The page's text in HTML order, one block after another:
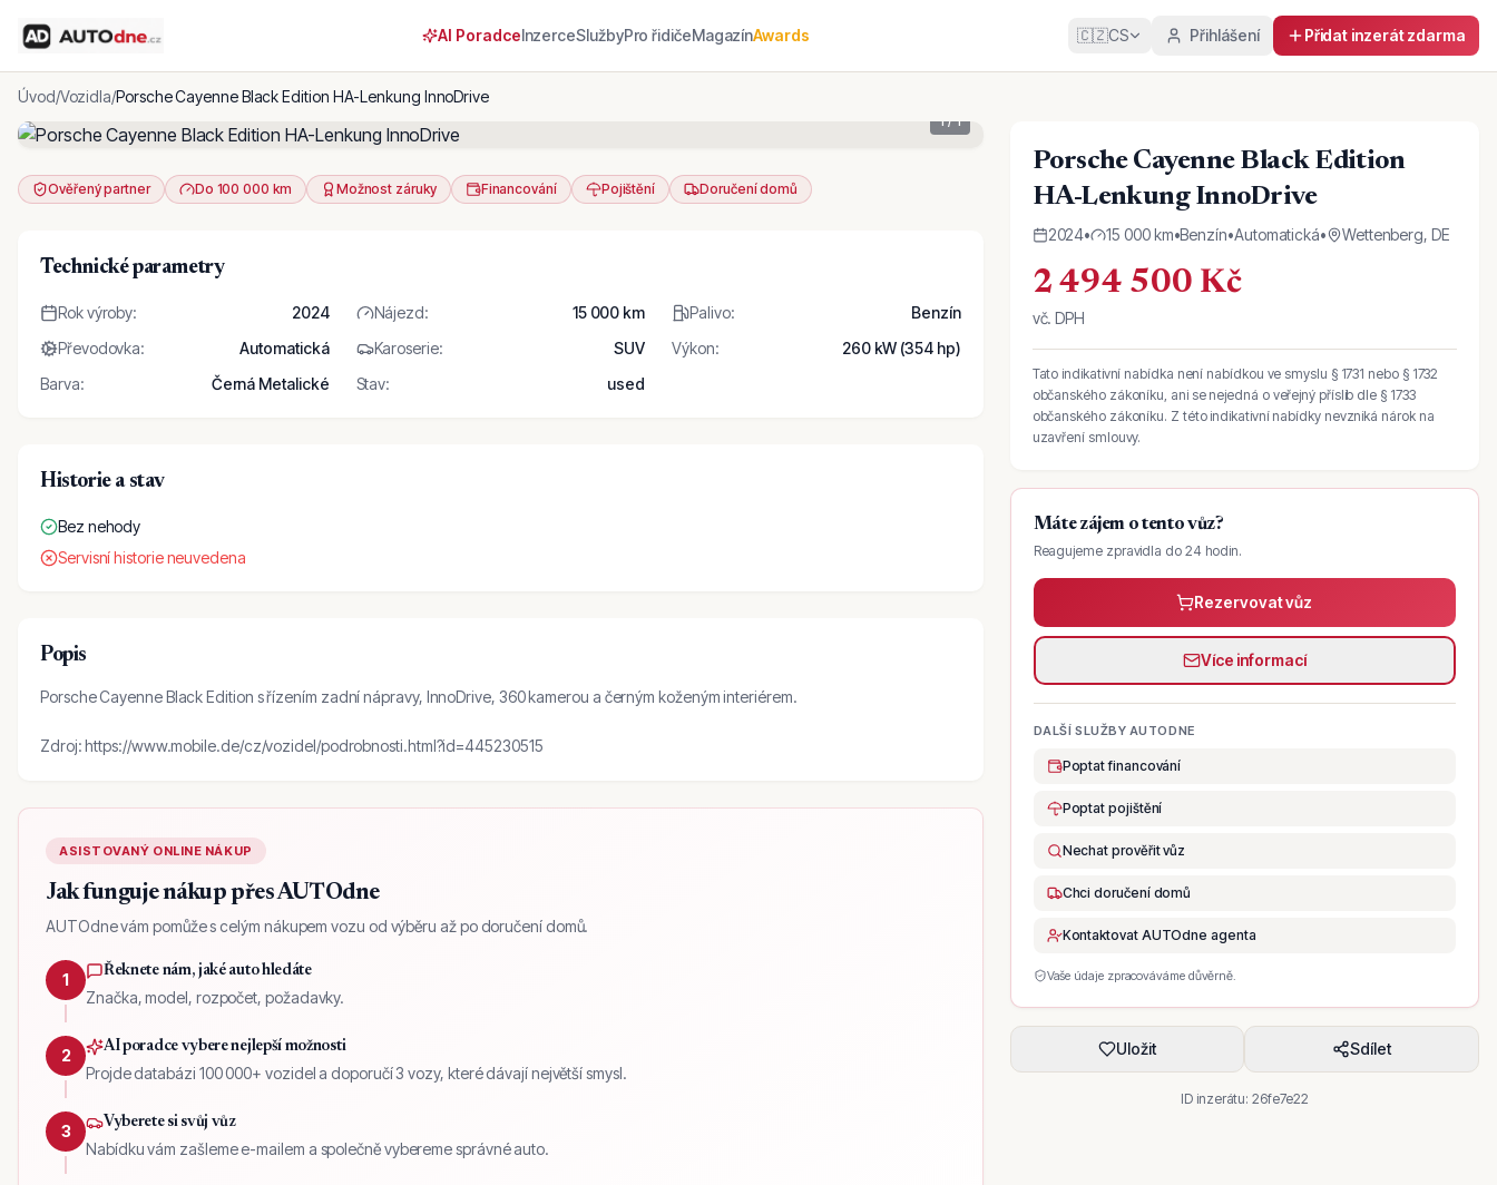
AI PoradceInzerceSlužbyPro řidičeMagazínAwards 🇨🇿CS Přihlášení Přidat inzerát zdarma
Úvod/Vozidla/Porsche Cayenne Black Edition HA-Lenkung InnoDrive
1/1
Ověřený partner Do 100 000 km Možnost záruky Financování Pojištění Doručení domů
Technické parametry
Rok výroby: 2024 Nájezd: 15 000 km Palivo:
Benzín
Převodovka: Automatická Karoserie: SUV Výkon:
260 kW (354 hp)
Barva: Černá Metalické Stav: used
Historie a stav
Bez nehody
Servisní historie neuvedena
Popis
Porsche Cayenne Black Edition s řízením zadní nápravy, InnoDrive, 360 kamerou a černým koženým interiérem.
Zdroj: https://www.mobile.de/cz/vozidel/podrobnosti.html?id=445230515
ASISTOVANÝ ONLINE NÁKUP
Jak funguje nákup přes AUTOdne
AUTOdne vám pomůže s celým nákupem vozu od výběru až po doručení domů.
1 Řeknete nám, jaké auto hledáte
Značka, model, rozpočet, požadavky.
2 AI poradce vybere nejlepší možnosti
Projde databázi 100 000+ vozidel a doporučí 3 vozy, které dávají největší smysl.
3 Vyberete si svůj vůz
Nabídku vám zašleme e-mailem a společně vybereme správné auto.
Porsche Cayenne Black Edition
HA-Lenkung InnoDrive
2024• 15 000 km•Benzín•Automatická• Wettenberg, DE
2 494 500 Kč
vč. DPH
Tato indikativní nabídka není nabídkou ve smyslu § 1731 nebo § 1732
občanského zákoníku, ani se nejedná o veřejný příslib dle § 1733
občanského zákoníku. Z této indikativní nabídky nevzniká nárok na
uzavření smlouvy.
Máte zájem o tento vůz?
Reagujeme zpravidla do 24 hodin.
Rezervovat vůz
Více informací
DALŠÍ SLUŽBY AUTODNE
Poptat financování
Poptat pojištění
Nechat prověřit vůz
Chci doručení domů
Kontaktovat AUTOdne agenta
Vaše údaje zpracováváme důvěrně.
Uložit Sdílet
ID inzerátu:26fe7e22